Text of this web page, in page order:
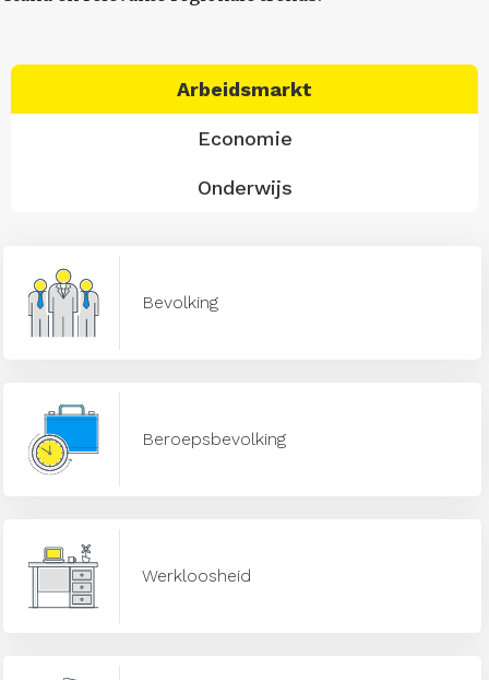
Arbeidsmarkt
Economie
Onderwijs
Bevolking
Beroepsbevolking
Werkloosheid